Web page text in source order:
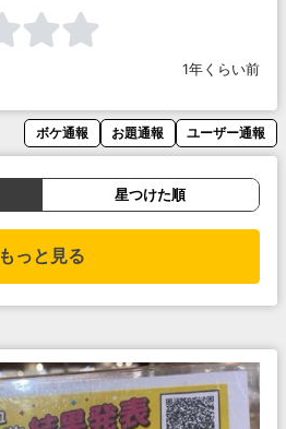
1年くらい前
ボケ通報 お題通報 ユーザー通報
星つけた順
もっと見る